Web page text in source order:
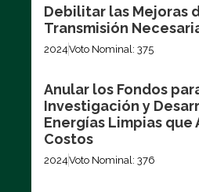
Debilitar las Mejoras
Transmisión
2024Voto Nominal: 375
Anular los Fondos
Investigación y
Energías Limpias que
Costos
2024Voto Nominal: 376